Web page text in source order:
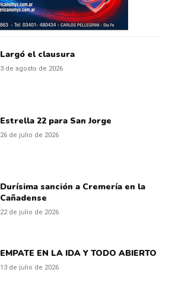
Largó el clausura
3 de agosto de 2026
Estrella 22 para San Jorge
26 de julio de 2026
Durísima sanción a Cremería en la
Cañadense
22 de julio de 2026
EMPATE EN LA IDA Y TODO ABIERTO
13 de julio de 2026